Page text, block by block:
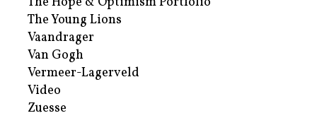
The Young Lions
Vaandrager
Van Gogh
Vermeer-Lagerveld
Video
Zuesse